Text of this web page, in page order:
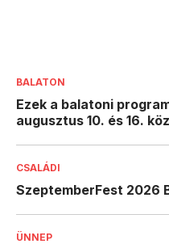
BALATON
Ezek a balatoni
augusztus 10. és 16.
CSALÁDI
SzeptemberFest 2026
ÜNNEP